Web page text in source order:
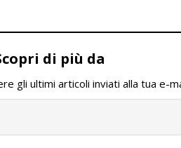
di più da
gli ultimi articoli inviati alla tua e-